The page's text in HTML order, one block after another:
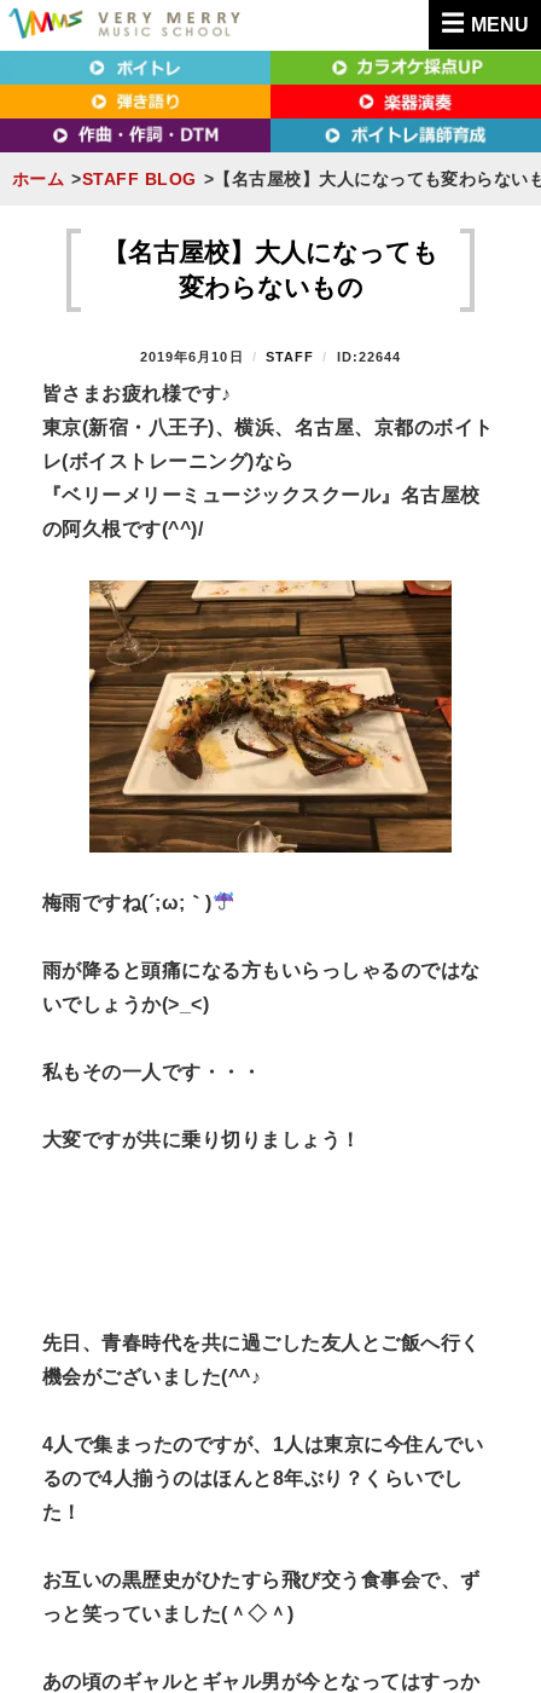
MENU
東京（新宿・八王子）・横浜・名古屋・京都で
「本気」になれるボイトレ教室｜VERY MERRY
MUSIC SCHOOL（ベリーメリー）
東京（新宿・八王子）・横浜・名古屋・京都で「本気」になれるボイトレ教室｜
VERY MERRY MUSIC SCHOOL（ベリーメリー）
ホーム STAFF BLOG 【名古屋校】大人になっても変わらない
【名古屋校】大人になっても
変わらないもの
P
S
T
O
N
2019年6月10日
B
STAFF ID:22644
皆さまお疲れ様です♪
東京(新宿・八王子)、横浜、名古屋、京都のボイト
レ(ボイストレーニング)なら
『ベリーメリーミュージックスクール』名古屋校
の阿久根です(^^)/
梅雨ですね(´;ω;｀)
雨が降ると頭痛になる方もいらっしゃるのではな
いでしょうか(>_<)
私もその一人です・・・
大変ですが共に乗り切りましょう！
先日、青春時代を共に過ごした友人とご飯へ行く
機会がございました(^^♪
4人で集まったのですが、1人は東京に今住んでい
るので4人揃うのはほんと8年ぶり？くらいでし
た！
お互いの黒歴史がひたすら飛び交う食事会で、ず
っと笑っていました(＾◇＾)
あの頃のギャルとギャル男が今となってはすっか